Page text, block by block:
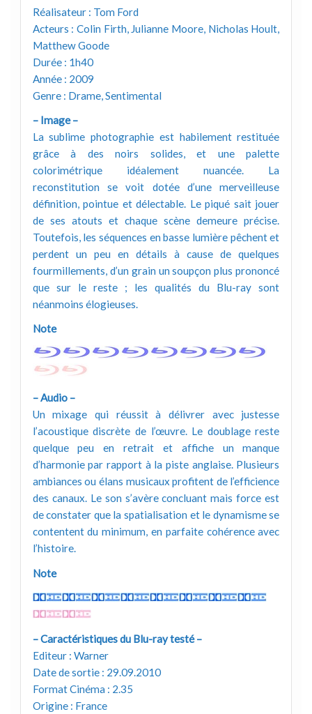
Réalisateur : Tom Ford
Acteurs : Colin Firth, Julianne Moore, Nicholas Hoult,
Matthew Goode
Durée : 1h40
Année : 2009
Genre : Drame, Sentimental
– Image –
La sublime photographie est habilement restituée
grâce à des noirs solides, et une palette
colorimétrique idéalement nuancée. La
reconstitution se voit dotée d’une merveilleuse
définition, pointue et délectable. Le piqué sait jouer
de ses atouts et chaque scène demeure précise.
Toutefois, les séquences en basse lumière pêchent et
perdent un peu en détails à cause de quelques
fourmillements, d’un grain un soupçon plus prononcé
que sur le reste ; les qualités du Blu-ray sont
néanmoins élogieuses.
Note
– Audio –
Un mixage qui réussit à délivrer avec justesse
l’acoustique discrète de l’œuvre. Le doublage reste
quelque peu en retrait et affiche un manque
d’harmonie par rapport à la piste anglaise. Plusieurs
ambiances ou élans musicaux profitent de l’efficience
des canaux. Le son s’avère concluant mais force est
de constater que la spatialisation et le dynamisme se
contentent du minimum, en parfaite cohérence avec
l’histoire.
Note
– Caractéristiques du Blu-ray testé –
Editeur : Warner
Date de sortie : 29.09.2010
Format Cinéma : 2.35
Origine : France